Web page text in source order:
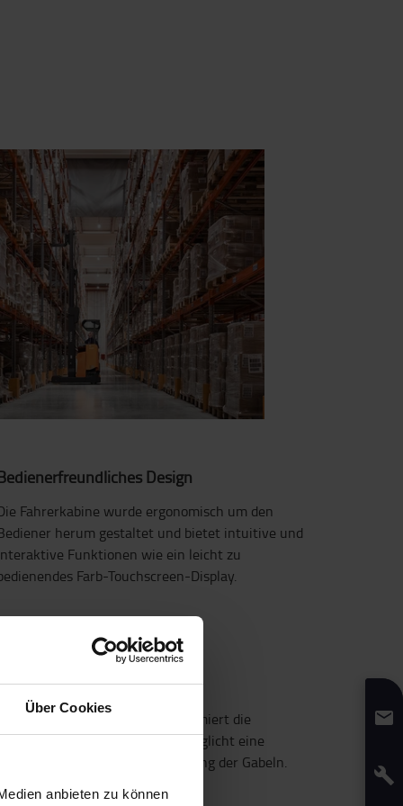
Über Cookies
anbieten zu können
Design
Fahrerkabine wurde ergonomisch um den
herum gestaltet und bietet intuitive und
Funktionen wie ein leicht zu
Farb-Touchscreen-Display.
Kippkabine
Die einzigartige Kippkabine, minimiert die
des Nackens und ermöglicht eine
schnelle und genaue Positionierung der Gabeln.